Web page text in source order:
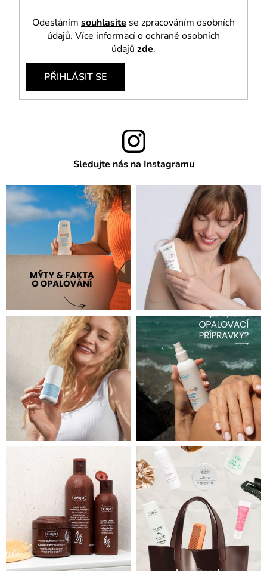
Odesláním souhlasíte se zpracováním osobních
údajů. Více informací o ochraně osobních
údajů zde.
PŘIHLÁSIT SE
Sledujte nás na Instagramu